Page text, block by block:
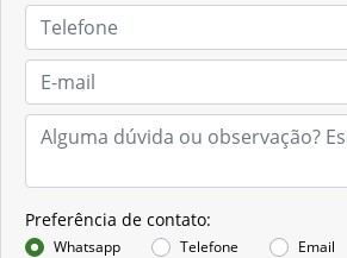
Preferência de contato:
Whatsapp Telefone Email